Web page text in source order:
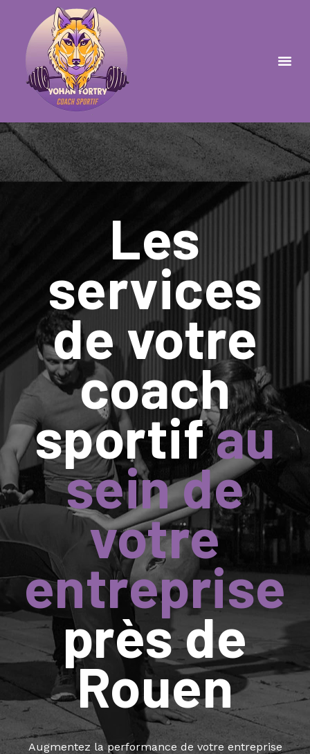
Les
services
de votre
coach
sportifau
sein de
votre
entreprise
près de
Rouen
Augmentez la performance de votre entreprise